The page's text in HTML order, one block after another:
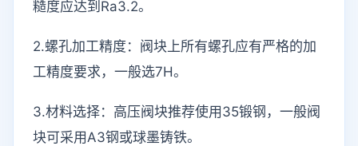
糙度应达到Ra3.2。
2.螺孔加工精度：阀块上所有螺孔应有严格的加
工精度要求，一般选7H。
3.材料选择：高压阀块推荐使用35锻钢，一般阀
块可采用A3钢或球墨铸铁。